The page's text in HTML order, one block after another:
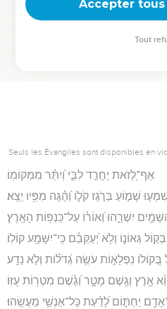
Seuls les Évangiles sont disponibles en
אַף־לְ֭זֹאת יֶחֱרַ֣ד לִבִּ֑י וְ֝יִתַּ֗ר מִמְּקוֹמֽוֹ׃
שָׁמ֣וֹעַ בְּרֹ֣גֶז קֹל֑וֹ וְ֝הֶ֗גֶה מִפִּ֥יו יֵצֵֽא׃
יִשְׁרֵ֑הוּ וְ֝אוֹר֗וֹ עַל־כַּנְפ֥וֹת הָאָֽרֶץ׃
גְּאוֹנ֑וֹ וְלֹ֥א יְ֝עַקְּבֵ֗ם כִּֽי־יִשָּׁמַ֥ע קוֹלֽוֹ׃
בְּ֭קוֹלוֹ נִפְלָא֑וֹת עֹשֶׂ֥ה גְ֝דֹל֗וֹת וְלֹ֣א נֵדָֽע׃
אָ֥רֶץ וְגֶ֥שֶׁם מָטָ֑ר וְ֝גֶ֗שֶׁם מִטְר֥וֹת עֻזּֽוֹ׃
יַחְתּ֑וֹם לָ֝דַ֗עַת כָּל־אַנְשֵׁ֥י מַעֲשֵֽׂהוּ׃
Accepter
Tout